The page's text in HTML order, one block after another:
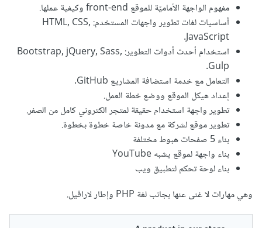
مفهوم الواجهة الأماميّة للموقع front-end وكيفية عملها.
أساسيات لغات تطوير واجهات المستخدم: HTML, CSS,
JavaScript.
استخدام أحدث أدوات التطوير: Bootstrap, jQuery, Sass,
Gulp.
التعامل مع خدمة استضافة المشاريع GitHub.
إعداد هيكل الموقع ووضع خطة العمل.
تطوير واجهة استخدام حقيقة لمتجر الكتروني كامل من الصفر.
تطوير موقع لشركة مع مدونة خاصة خطوة بخطوة.
بناء 5 صفحات هبوط مختلفة
بناء واجهة لموقع يشبه YouTube
بناء لوحة تحكم لتطبيق ويب
وهي مهارات لا غنى عنها بجانب لغة PHP وإطار لارافيل.